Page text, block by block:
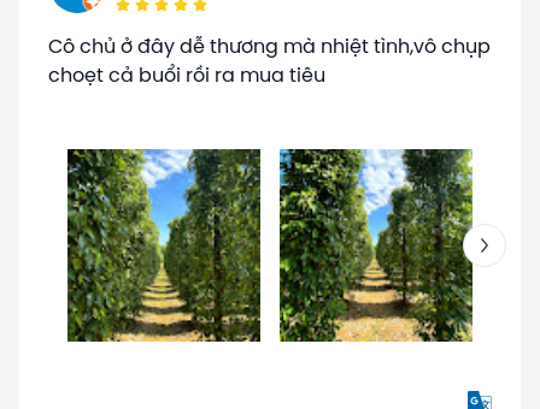
Cô chủ ở đây dễ thương mà nhiệt tình,vô chụp
choẹt cả buổi rồi ra mua tiêu